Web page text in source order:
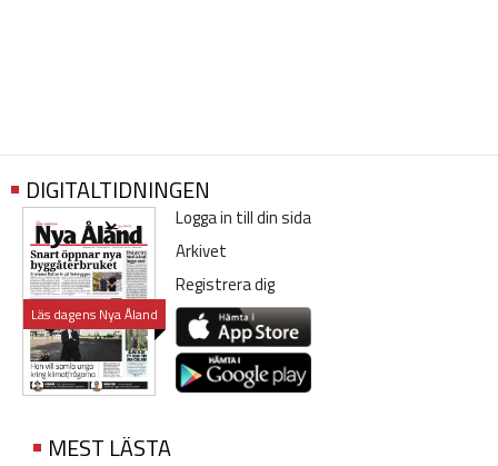
DIGITALTIDNINGEN
Läs dagens Nya Åland
Logga in till din sida
Arkivet
Registrera dig
MEST LÄSTA